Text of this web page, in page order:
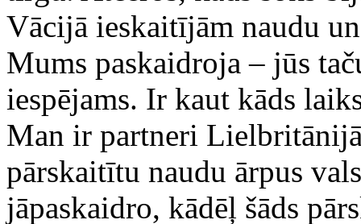
Vācijā ieskaitījām naudu
Mums paskaidroja – jūs
iespējams. Ir kaut kāds
Man ir partneri
pārskaitītu naudu ārpus
jāpaskaidro, kādēļ šāds